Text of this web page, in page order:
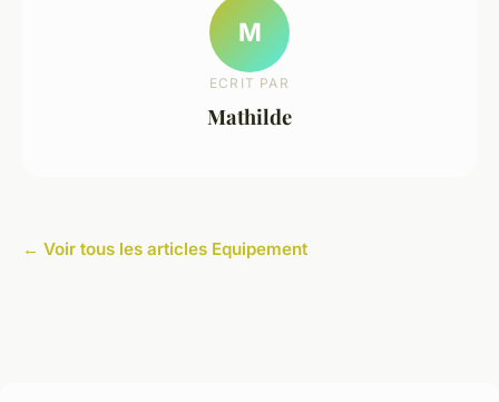
M
ECRIT PAR
Mathilde
← Voir tous les articles Equipement